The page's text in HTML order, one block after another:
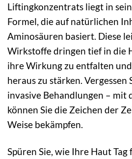
Liftingkonzentrats liegt in
Formel, die auf natürlichen
Aminosäuren basiert. Diese
Wirkstoffe dringen tief in die
ihre Wirkung zu entfalten
heraus zu stärken. Vergessen
invasive Behandlungen – mit
können Sie die Zeichen der
Weise bekämpfen.
Spüren Sie, wie Ihre Haut Tag